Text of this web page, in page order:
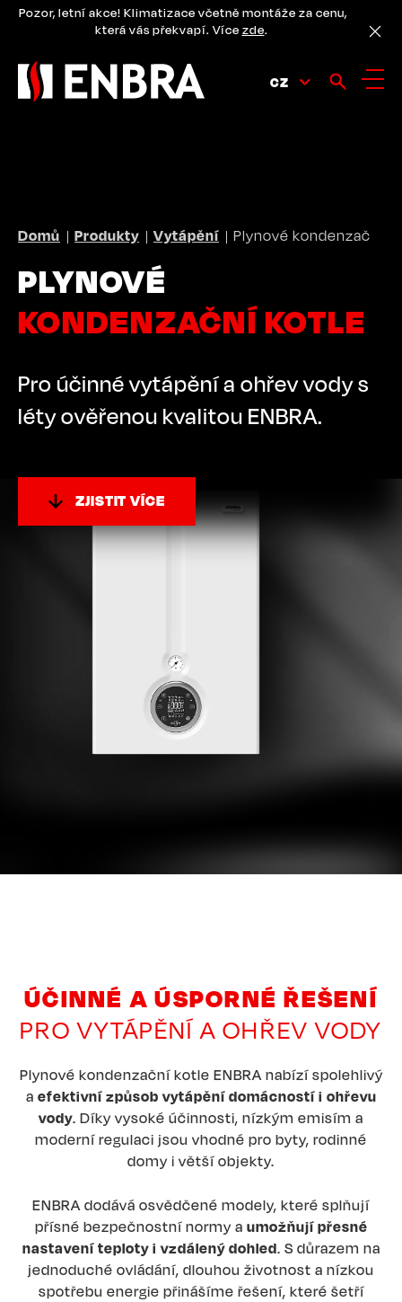
PřejítPozor, letní akce! Klimatizace včetně montáže za cenu,
která vás překvapí. Více zde.
CZ
DROBEČKOVÁ
NAVIGACE
Domů Produkty Vytápění Plynové kondenzační kotle
PLYNOVÉ
KONDENZAČNÍ KOTLE
Pro účinné vytápění a ohřev vody s
léty ověřenou kvalitou ENBRA.
ZJISTIT VÍCE
ÚČINNÉ A ÚSPORNÉ ŘEŠENÍ
PRO VYTÁPĚNÍ A OHŘEV VODY
Plynové kondenzační kotle ENBRA nabízí spolehlivý
a efektivní způsob vytápění domácností i ohřevu
vody. Díky vysoké účinnosti, nízkým emisím a
moderní regulaci jsou vhodné pro byty, rodinné
domy i větší objekty.
ENBRA dodává osvědčené modely, které splňují
přísné bezpečnostní normy a umožňují přesné
nastavení teploty i vzdálený dohled. S důrazem na
jednoduché ovládání, dlouhou životnost a nízkou
spotřebu energie přinášíme řešení, které šetří